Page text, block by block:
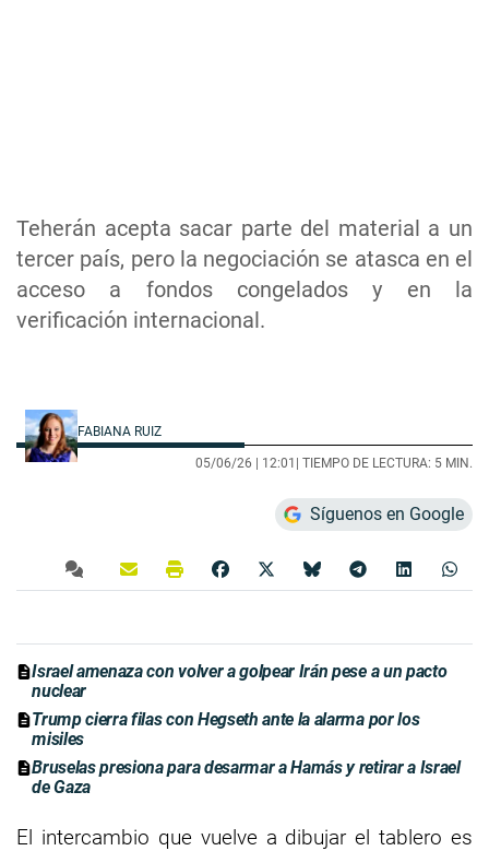
Teherán acepta sacar parte del material a un
tercer país, pero la negociación se atasca en el
acceso a fondos congelados y en la
verificación internacional.
FABIANA RUIZ
05/06/26 | 12:01 | TIEMPO DE LECTURA: 5 MIN.
Síguenos en Google
Israel amenaza con volver a golpear Irán pese a un pacto
nuclear
Trump cierra filas con Hegseth ante la alarma por los
misiles
Bruselas presiona para desarmar a Hamás y retirar a Israel
de Gaza
El intercambio que vuelve a dibujar el tablero es